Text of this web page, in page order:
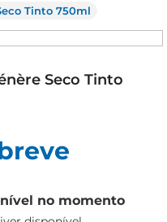
Tinto 750ml
Seco Tinto
no momento